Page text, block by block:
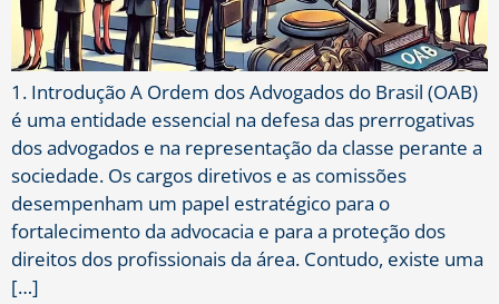
1. Introdução A Ordem dos Advogados do Brasil (OAB)
é uma entidade essencial na defesa das prerrogativas
dos advogados e na representação da classe perante a
sociedade. Os cargos diretivos e as comissões
desempenham um papel estratégico para o
fortalecimento da advocacia e para a proteção dos
direitos dos profissionais da área. Contudo, existe uma
[…]